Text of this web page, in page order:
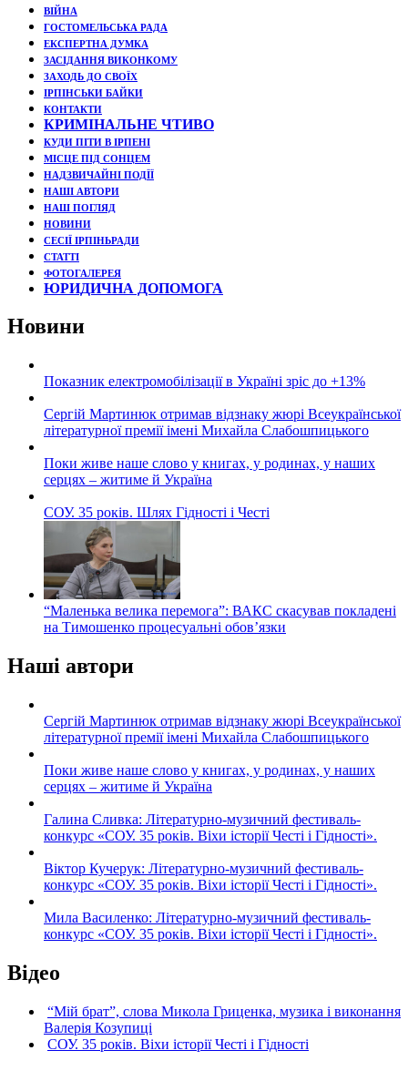
ВІЙНА
ГОСТОМЕЛЬСЬКА РАДА
ЕКСПЕРТНА ДУМКА
ЗАСІДАННЯ ВИКОНКОМУ
ЗАХОДЬ ДО СВОЇХ
ІРПІНСЬКИ БАЙКИ
КОНТАКТИ
КРИМІНАЛЬНЕ ЧТИВО
КУДИ ПІТИ В ІРПЕНІ
МІСЦЕ ПІД СОНЦЕМ
НАДЗВИЧАЙНІ ПОДЇЇ
НАШІ АВТОРИ
НАШ ПОГЛЯД
НОВИНИ
СЕСІЇ ІРПІНЬРАДИ
СТАТТІ
ФОТОГАЛЕРЕЯ
ЮРИДИЧНА ДОПОМОГА
Новини
Показник електромобілізації в Україні зріс до +13%
Сергій Мартинюк отримав відзнаку жюрі Всеукраїнської
літературної премії імені Михайла Слабошпицького
Поки живе наше слово у книгах, у родинах, у наших
серцях – житиме й Україна
СОУ. 35 років. Шлях Гідності і Честі
“Маленька велика перемога”: ВАКС скасував покладені
на Тимошенко процесуальні обов’язки
Наші автори
Сергій Мартинюк отримав відзнаку жюрі Всеукраїнської
літературної премії імені Михайла Слабошпицького
Поки живе наше слово у книгах, у родинах, у наших
серцях – житиме й Україна
Галина Сливка: Літературно-музичний фестиваль-
конкурс «СОУ. 35 років. Віхи історії Честі і Гідності».
Віктор Кучерук: Літературно-музичний фестиваль-
конкурс «СОУ. 35 років. Віхи історії Честі і Гідності».
Мила Василенко: Літературно-музичний фестиваль-
конкурс «СОУ. 35 років. Віхи історії Честі і Гідності».
Відео
“Мій брат”, слова Микола Гриценка, музика і виконання
Валерія Козупиці
СОУ. 35 років. Віхи історії Честі і Гідності